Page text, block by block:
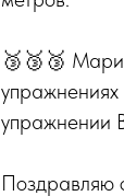
🥉🥉🥉
упражнении
Поздравляю